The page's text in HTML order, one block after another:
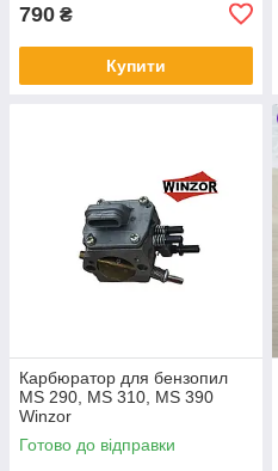
790 ₴
Купити
Карбюратор для бензопил
MS 290, MS 310, MS 390
Winzor
Готово до відправки